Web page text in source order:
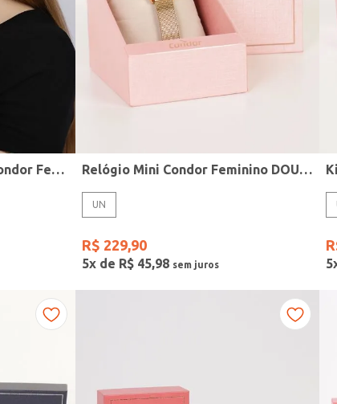
Kit Relógio + Acessório Condor Feminino PRATA Relógio Mini Condor Feminino DOURADO
UN
R$ 229,90
5x de R$ 45,98 5